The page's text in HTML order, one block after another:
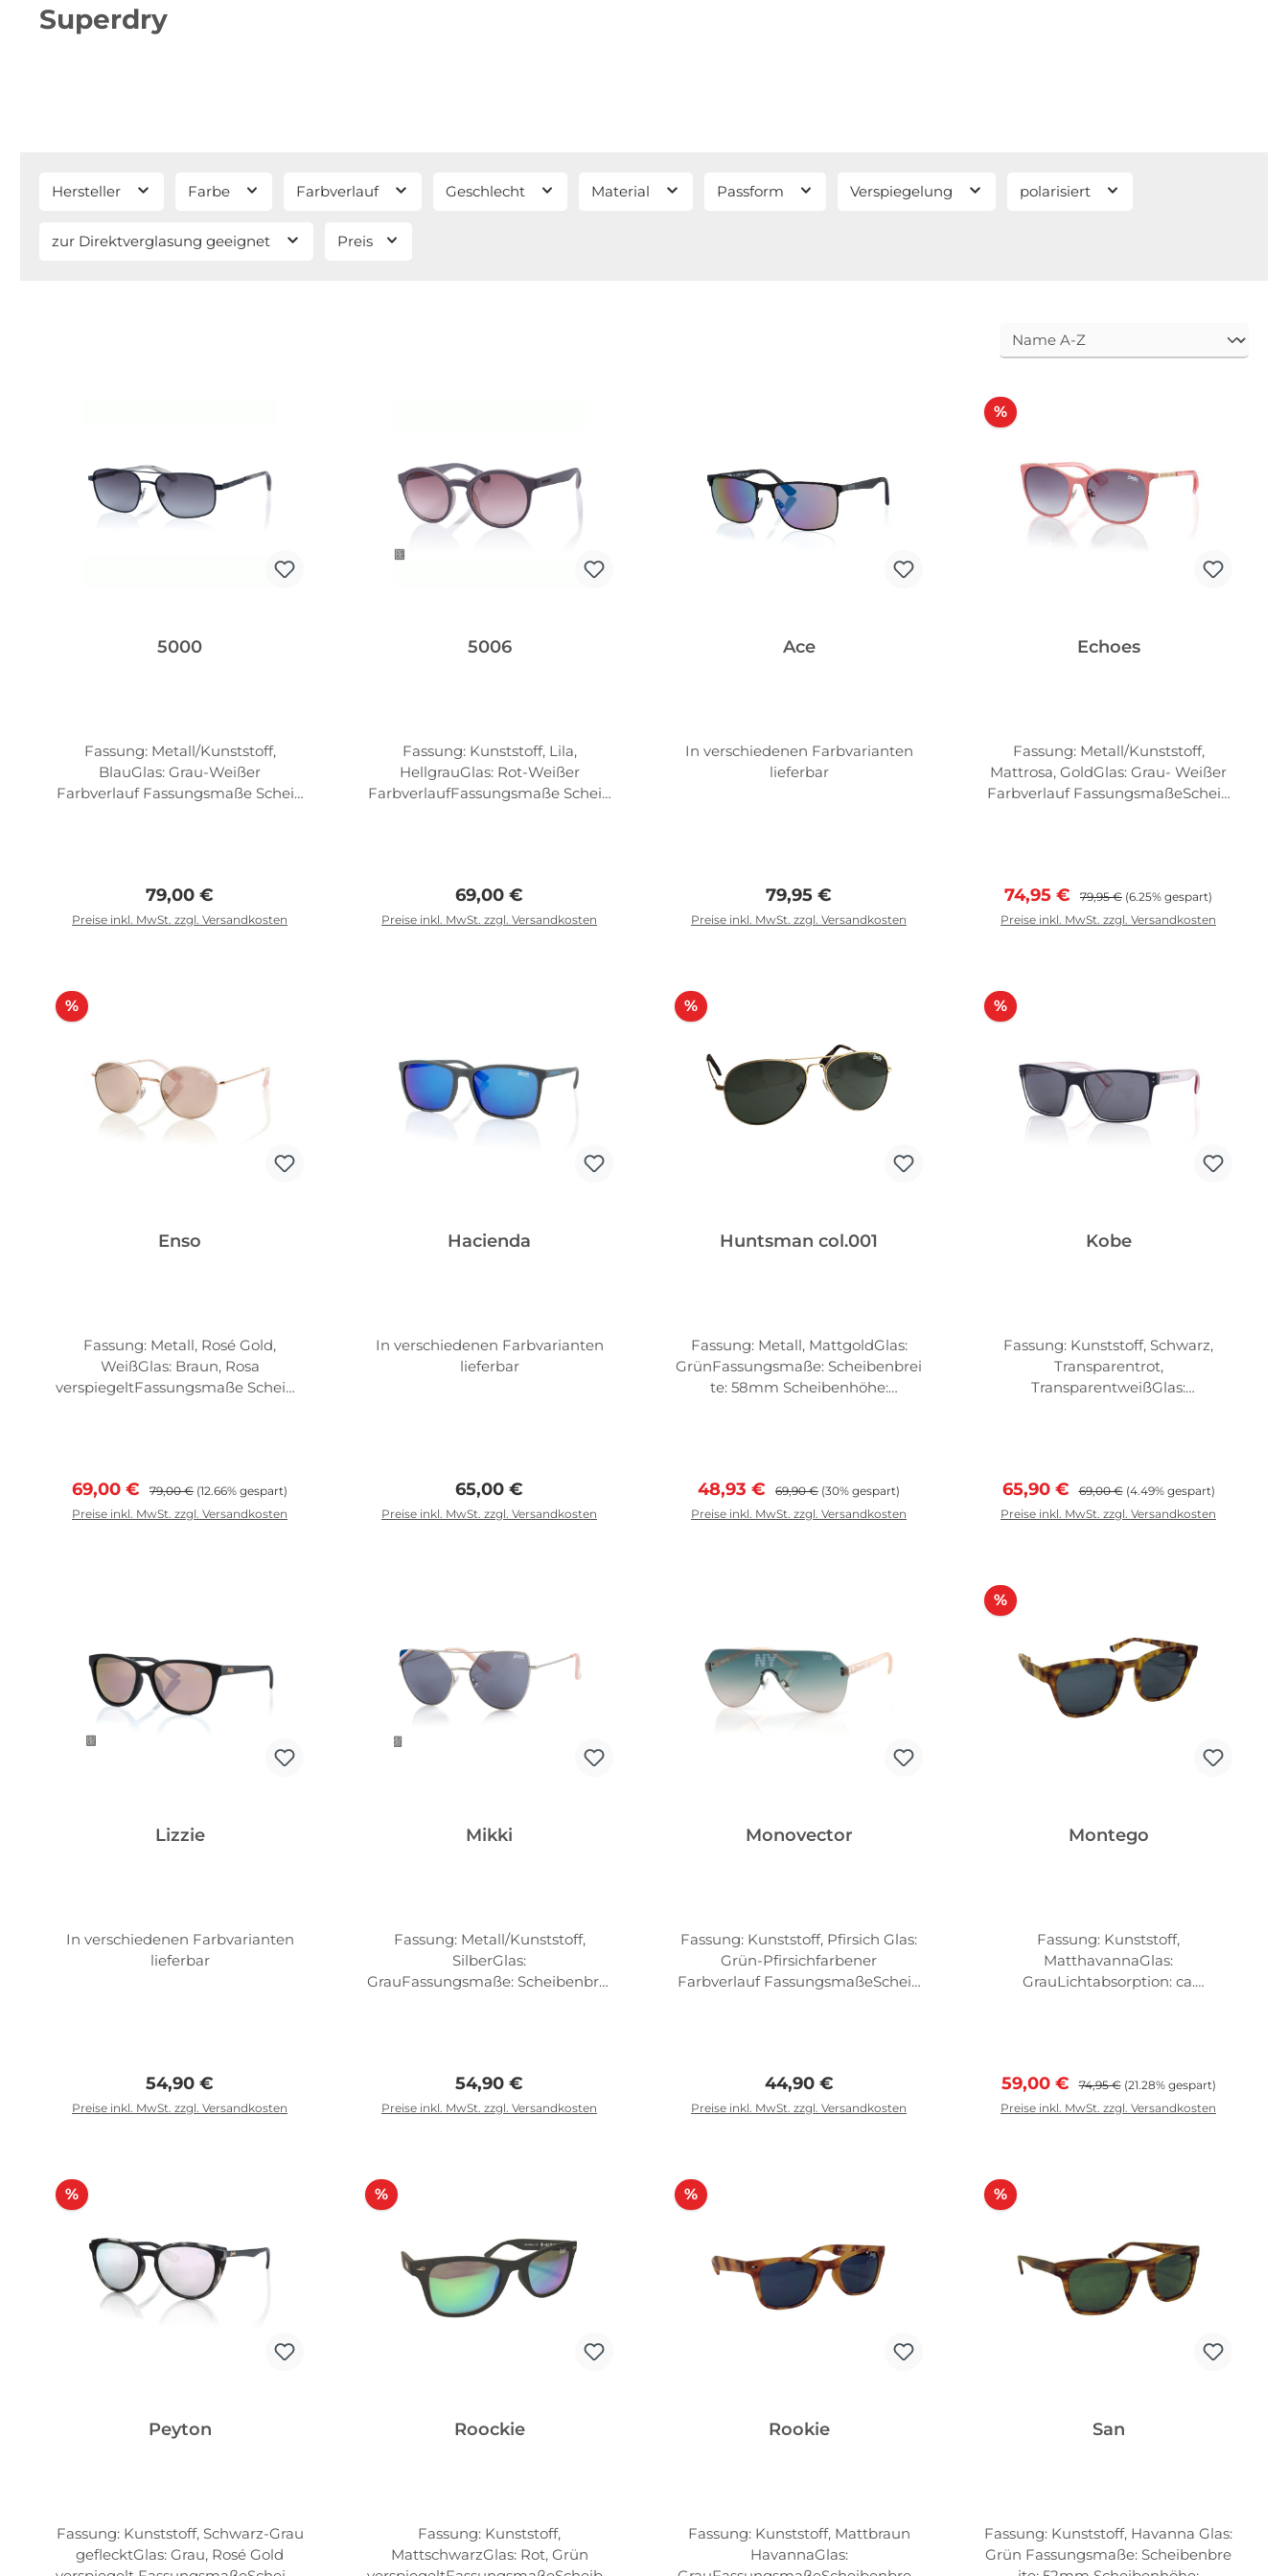
Superdry
Hersteller Farbe Farbverlauf Geschlecht Material Passform Verspiegelung polarisiert
zur Direktverglasung geeignet Preis
5000
Fassung: Metall/Kunststoff,
BlauGlas: Grau-Weißer
Farbverlauf Fassungsmaße Scheib
Regulärer Preis:
79,00 €
Preise inkl. MwSt. zzgl. Versandkosten
5006
Fassung: Kunststoff, Lila,
HellgrauGlas: Rot-Weißer
FarbverlaufFassungsmaße Scheib
Regulärer Preis:
69,00 €
Preise inkl. MwSt. zzgl. Versandkosten
Ace
In verschiedenen Farbvarianten
lieferbar
Regulärer Preis:
79,95 €
Preise inkl. MwSt. zzgl. Versandkosten
%Rabatt
Echoes
Fassung: Metall/Kunststoff,
Mattrosa, GoldGlas: Grau- Weißer
Farbverlauf FassungsmaßeScheib
Verkaufspreis:
74,95 € Regulärer Preis:
79,95 € (6.25% gespart)
Preise inkl. MwSt. zzgl. Versandkosten
%Rabatt
Enso
Fassung: Metall, Rosé Gold,
WeißGlas: Braun, Rosa
verspiegeltFassungsmaße Scheibe
Verkaufspreis:
69,00 € Regulärer Preis:
79,00 € (12.66% gespart)
Preise inkl. MwSt. zzgl. Versandkosten
Hacienda
In verschiedenen Farbvarianten
lieferbar
Regulärer Preis:
65,00 €
Preise inkl. MwSt. zzgl. Versandkosten
%Rabatt
Huntsman col.001
Fassung: Metall, MattgoldGlas:
GrünFassungsmaße: Scheibenbrei
te: 58mm Scheibenhöhe:
Verkaufspreis:
48,93 € Regulärer Preis:
69,90 € (30% gespart)
Preise inkl. MwSt. zzgl. Versandkosten
%Rabatt
Kobe
Fassung: Kunststoff, Schwarz,
Transparentrot,
TransparentweißGlas:
Verkaufspreis:
65,90 € Regulärer Preis:
69,00 € (4.49% gespart)
Preise inkl. MwSt. zzgl. Versandkosten
Lizzie
In verschiedenen Farbvarianten
lieferbar
Regulärer Preis:
54,90 €
Preise inkl. MwSt. zzgl. Versandkosten
Mikki
Fassung: Metall/Kunststoff,
SilberGlas:
GrauFassungsmaße: Scheibenbrei
Regulärer Preis:
54,90 €
Preise inkl. MwSt. zzgl. Versandkosten
Monovector
Fassung: Kunststoff, Pfirsich Glas:
Grün-Pfirsichfarbener
Farbverlauf FassungsmaßeScheib
Regulärer Preis:
44,90 €
Preise inkl. MwSt. zzgl. Versandkosten
%Rabatt
Montego
Fassung: Kunststoff,
MatthavannaGlas:
GrauLichtabsorption: ca.
Verkaufspreis:
59,00 € Regulärer Preis:
74,95 € (21.28% gespart)
Preise inkl. MwSt. zzgl. Versandkosten
%Rabatt
Peyton
Fassung: Kunststoff, Schwarz-Grau
geflecktGlas: Grau, Rosé Gold
%Rabatt
Roockie
Fassung: Kunststoff,
MattschwarzGlas: Rot, Grün
%Rabatt
Rookie
Fassung: Kunststoff, Mattbraun
HavannaGlas:
%Rabatt
San
Fassung: Kunststoff, Havanna Glas:
Grün Fassungsmaße: Scheibenbre